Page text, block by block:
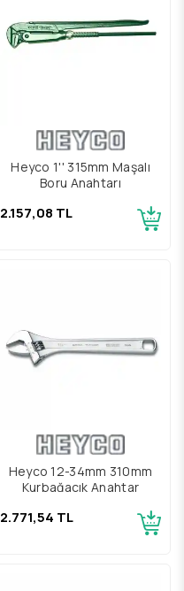
Heyco 1'' 315mm Maşalı
Boru Anahtarı
2.157,08 TL
Heyco 12-34mm 310mm
Kurbağacık Anahtar
2.771,54 TL